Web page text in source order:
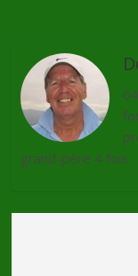
grand-père 4 fois.